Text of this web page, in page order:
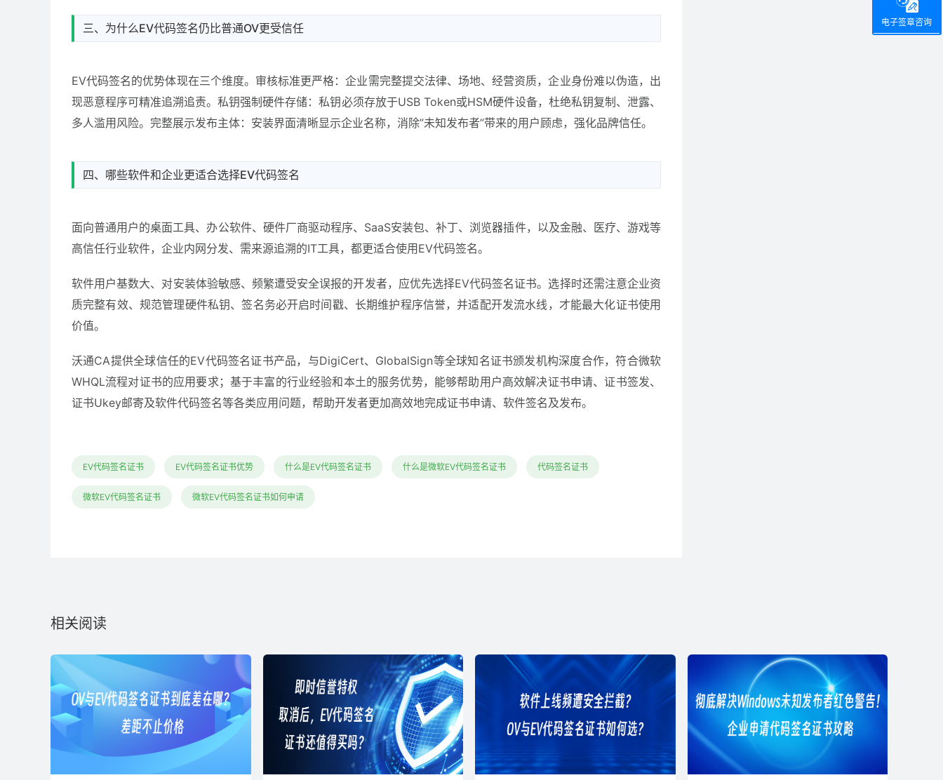
三、为什么EV代码签名仍比普通OV更受信任
EV代码签名的优势体现在三个维度。审核标准更严格：企业需完整提交法律、场地、经营资质，企业身份难以伪造，出
现恶意程序可精准追溯追责。私钥强制硬件存储：私钥必须存放于USB Token或HSM硬件设备，杜绝私钥复制、泄露、
多人滥用风险。完整展示发布主体：安装界面清晰显示企业名称，消除”未知发布者”带来的用户顾虑，强化品牌信任。
四、哪些软件和企业更适合选择EV代码签名
面向普通用户的桌面工具、办公软件、硬件厂商驱动程序、SaaS安装包、补丁、浏览器插件，以及金融、医疗、游戏等
高信任行业软件，企业内网分发、需来源追溯的IT工具，都更适合使用EV代码签名。
软件用户基数大、对安装体验敏感、频繁遭受安全误报的开发者，应优先选择EV代码签名证书。选择时还需注意企业资
质完整有效、规范管理硬件私钥、签名务必开启时间戳、长期维护程序信誉，并适配开发流水线，才能最大化证书使用
价值。
沃通CA提供全球信任的EV代码签名证书产品，与DigiCert、GlobalSign等全球知名证书颁发机构深度合作，符合微软
WHQL流程对证书的应用要求；基于丰富的行业经验和本土的服务优势，能够帮助用户高效解决证书申请、证书签发、
证书Ukey邮寄及软件代码签名等各类应用问题，帮助开发者更加高效地完成证书申请、软件签名及发布。
EV代码签名证书 EV代码签名证书优势 什么是EV代码签名证书 什么是微软EV代码签名证书 代码签名证书
微软EV代码签名证书 微软EV代码签名证书如何申请
相关阅读
电子签章咨询